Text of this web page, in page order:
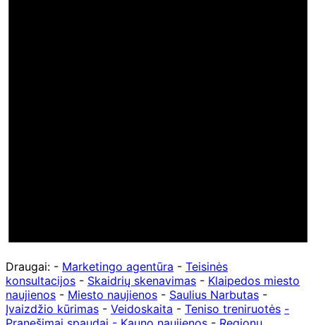
Draugai: - Marketingo agentūra - Teisinės
konsultacijos - Skaidrių skenavimas - Klaipedos miesto
naujienos - Miesto naujienos - Saulius Narbutas -
Įvaizdžio kūrimas - Veidoskaita - Teniso treniruotės -